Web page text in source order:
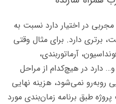
در اختیار دارد نسبت به
برتری دارد. برای مثال وقتی
آرماتوربندی،
دارد در هیچ‌کدام از مراحل
رو‌به‌رو نمی‌شود، هزینه‌ نهایی
طبق برنامه‌‌ زمان‌بندی مورد